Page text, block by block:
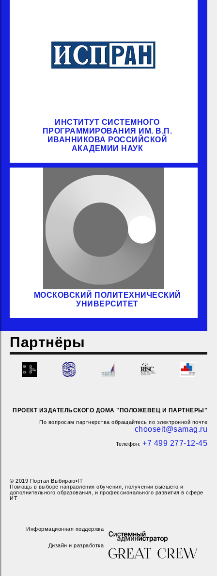
ИНСТИТУТ СИСТЕМНОГО
ПРОГРАММИРОВАНИЯ ИМ. В.П.
ИВАННИКОВА РОССИЙСКОЙ
АКАДЕМИИ НАУК
МОСКОВСКИЙ ПОЛИТЕХНИЧЕСКИЙ
УНИВЕРСИТЕТ
Партнёры
ПРОЕКТ ИЗДАТЕЛЬСКОГО ДОМА "ПОЛОЖЕВЕЦ И ПАРТНЕРЫ"
По вопросам партнерства обращайтесь по электронной почте
chooseit@samag.ru
Телефон: +7 499 277-12-45
© 2019 Портал Выбираю•IT
Помощь в выборе направления обучения, получении высшего и
дополнительного образования, и профессионального развития в сфере
ИТ.
Информационная поддержка
Дизайн и разработка